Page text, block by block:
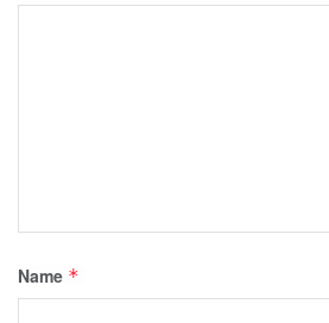
Name *